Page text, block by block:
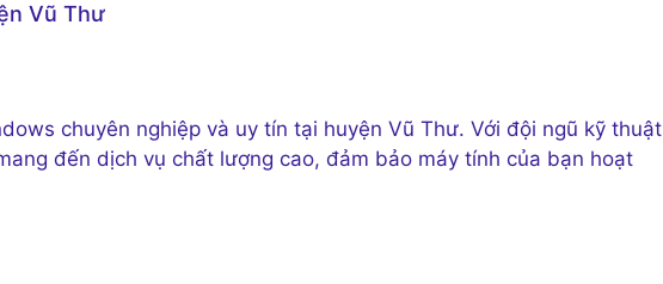
Vũ Thư
chuyên nghiệp và uy tín tại huyện Vũ Thư. Với đội ngũ kỹ thuật
đến dịch vụ chất lượng cao, đảm bảo máy tính của bạn hoạt